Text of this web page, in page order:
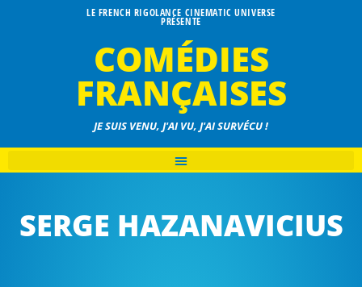
LE FRENCH RIGOLANCE CINEMATIC UNIVERSE
PRÉSENTE
COMÉDIES
FRANÇAISES
JE SUIS VENU, J'AI VU, J'AI SURVÉCU !
SERGE HAZANAVICIUS